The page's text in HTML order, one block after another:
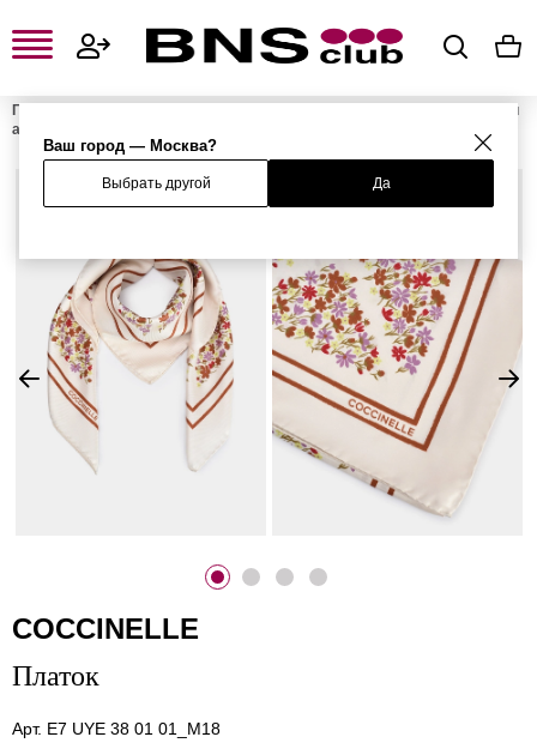
Ваш город — Москва?
Выбрать другой Да
Главная
Женские сумки и
аксессуары
%
COCCINELLE
Платок
Арт. E7 UYE 38 01 01_M18